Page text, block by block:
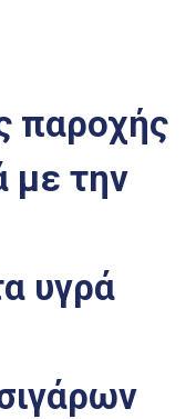
παροχής
με την
υγρά